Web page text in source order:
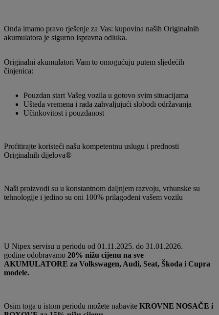
Onda imamo pravo rješenje za Vas: kupovina naših Originalnih
akumulatora je sigurno ispravna odluka.
Originalni akumulatori Vam to omogućuju putem sljedećih
činjenica:
Pouzdan start Vašeg vozila u gotovo svim situacijama
Ušteda vremena i rada zahvaljujući slobodi održavanja
Učinkovitost i pouzdanost
Profitirajte koristeći našu kompetentnu uslugu i prednosti
Originalnih dijelova®
Naši proizvodi su u konstantnom daljnjem razvoju, vrhunske su
tehnologije i jedino su oni 100% prilagođeni vašem vozilu
U Nipex servisu u periodu od 01.11.2025. do 31.01.2026.
godine odobravamo 20% nižu cijenu na sve
AKUMULATORE za Volkswagen, Audi, Seat, Škoda i Cupra
modele.
Osim toga u istom periodu možete nabavite KROVNE NOSAČE i